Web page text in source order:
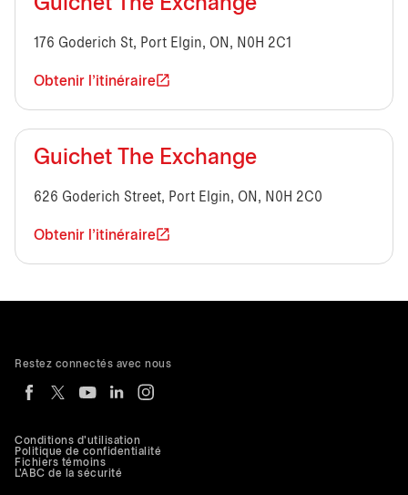
Guichet The Exchange
176 Goderich St, Port Elgin, ON, N0H 2C1
Obtenir l'itinéraire
Guichet The Exchange
626 Goderich Street, Port Elgin, ON, N0H 2C0
Obtenir l'itinéraire
Conditions d'utilisation
Politique de confidentialité
Fichiers témoins
L'ABC de la sécurité
Restez connectés avec nous